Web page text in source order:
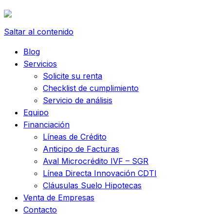
Saltar al contenido
Blog
Servicios
Solicite su renta
Checklist de cumplimiento
Servicio de análisis
Equipo
Financiación
Líneas de Crédito
Anticipo de Facturas
Aval Microcrédito IVF – SGR
Línea Directa Innovación CDTI
Cláusulas Suelo Hipotecas
Venta de Empresas
Contacto